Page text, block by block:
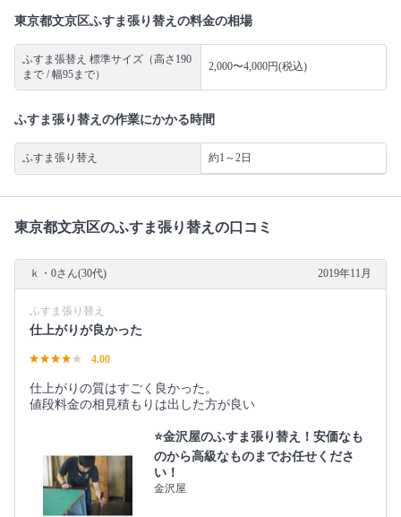
東京都文京区ふすま張り替えの料金の相場
ふすま張替え 標準サイズ（高さ190
まで / 幅95まで）
2,000〜4,000円(税込)
ふすま張り替えの作業にかかる時間
ふすま張り替え 約1～2日
東京都文京区のふすま張り替えの口コミ
ｋ・0さん(30代) 2019年11月
ふすま張り替え
仕上がりが良かった
4.00
仕上がりの質はすごく良かった。
値段料金の相見積もりは出した方が良い
⭐️金沢屋のふすま張り替え！安価なも
のから高級なものまでお任せくださ
い！
金沢屋